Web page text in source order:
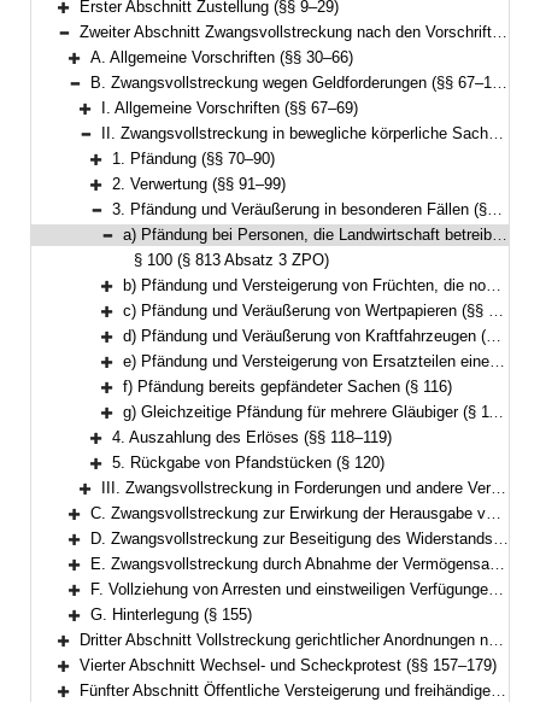
Bereich erweitern
Erster Abschnitt Zustellung (§§ 9–29)
Bereich reduzieren
Zweiter Abschnitt Zwangsvollstreckung nach den Vorschriften der ZPO (§§ 30–155)
Bereich erweitern
A. Allgemeine Vorschriften (§§ 30–66)
Bereich reduzieren
B. Zwangsvollstreckung wegen Geldforderungen (§§ 67–126)
Bereich erweitern
I. Allgemeine Vorschriften (§§ 67–69)
Bereich reduzieren
II. Zwangsvollstreckung in bewegliche körperliche Sachen (§§ 70–120)
Bereich erweitern
1. Pfändung (§§ 70–90)
Bereich erweitern
2. Verwertung (§§ 91–99)
Bereich reduzieren
3. Pfändung und Veräußerung in besonderen Fällen (§§ 100–117)
Bereich reduzieren
a) Pfändung bei Personen, die Landwirtschaft betreiben (§ 100)
§ 100 (§ 813 Absatz 3 ZPO)
Bereich erweitern
b) Pfändung und Versteigerung von Früchten, die noch nicht vom Boden getrennt sind (§§ 101–103)
Bereich erweitern
c) Pfändung und Veräußerung von Wertpapieren (§§ 104–106)
Bereich erweitern
d) Pfändung und Veräußerung von Kraftfahrzeugen (§§ 107–114)
Bereich erweitern
e) Pfändung und Versteigerung von Ersatzteilen eines Luftfahrzeugs, die sich in einem Ersatzteillager befinden (§ 115)
Bereich erweitern
f) Pfändung bereits gepfändeter Sachen (§ 116)
Bereich erweitern
g) Gleichzeitige Pfändung für mehrere Gläubiger (§ 117)
Bereich erweitern
4. Auszahlung des Erlöses (§§ 118–119)
Bereich erweitern
5. Rückgabe von Pfandstücken (§ 120)
Bereich erweitern
III. Zwangsvollstreckung in Forderungen und andere Vermögensrechte (§§ 121–126)
Bereich erweitern
C. Zwangsvollstreckung zur Erwirkung der Herausgabe von Sachen (§§ 127–132)
Bereich erweitern
D. Zwangsvollstreckung zur Beseitigung des Widerstands des Schuldners gegen Handlungen, die er nach den §§ 887, 890 ZPO zu dulden hat, oder zur Beseitigung von Zuwiderhandlungen des Schuldners gegen eine Unterlassungsverpflichtung aus einer Anordnung nach § 1 GewSchG (§ 96 FamFG) (§§ 133–134)
Bereich erweitern
E. Zwangsvollstreckung durch Abnahme der Vermögensauskunft gemäß § 802c, der eidesstattlichen Versicherung gemäß § 836 Absatz 3 oder § 883 Absatz 2 ZPO oder § 94 FamFG und durch Haft; Vorführung von Parteien und Zeugen (§§ 135–151)
Bereich erweitern
F. Vollziehung von Arresten und einstweiligen Verfügungen (§§ 152–154)
Bereich erweitern
G. Hinterlegung (§ 155)
Bereich erweitern
Dritter Abschnitt Vollstreckung gerichtlicher Anordnungen nach dem Gesetz über das Verfahren in Familiensachen und in den Angelegenheiten der freiwilligen Gerichtsbarkeit (§ 156)
Bereich erweitern
Vierter Abschnitt Wechsel- und Scheckprotest (§§ 157–179)
Fünfter Abschnitt Öffentliche Versteigerung und freihändiger Verkauf außerhalb der Zwangsvollstreckung (§§ 180–195)